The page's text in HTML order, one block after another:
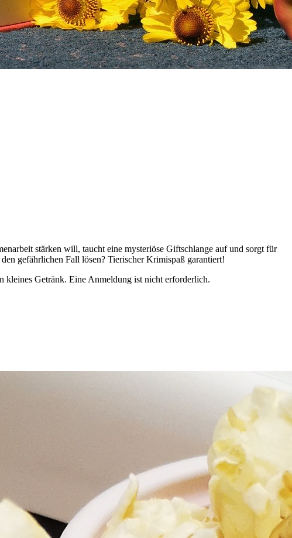
stärken will, taucht eine mysteriöse Giftschlange auf und sorgt für
gefährlichen Fall lösen? Tierischer Krimispaß garantiert!
kleines Getränk. Eine Anmeldung ist nicht erforderlich.